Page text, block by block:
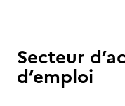
Secteur
d’emploi